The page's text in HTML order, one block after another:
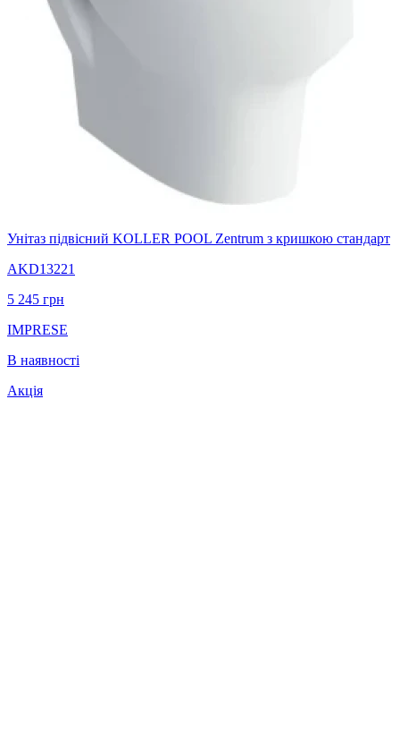
Унітаз підвісний KOLLER POOL Zentrum з кришкою стандарт
AKD13221
5 245 грн
IMPRESE
В наявності
Акція